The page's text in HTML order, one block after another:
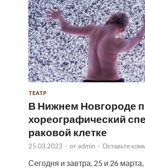
ТЕАТР
В Нижнем Новгороде
хореографический
раковой клетке
25.03.2023 - от admin - Оставьте
Сегодня и завтра, 25 и 26 марта,